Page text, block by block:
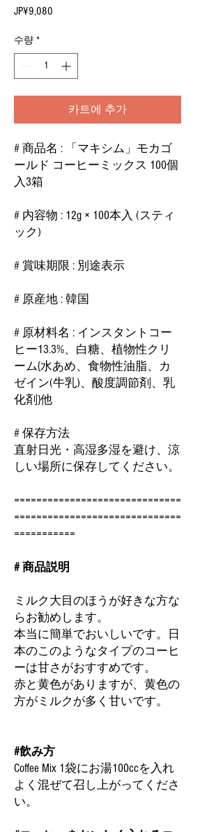
JP¥9,080
수량 *
카트에 추가
# 商品名 : 「マキシム」モカゴ
ールド コーヒーミックス 100個
入3箱
# 内容物 : 12g × 100本入 (スティ
ック)
# 賞味期限 : 別途表示
# 原産地 : 韓国
# 原材料名 : インスタントコー
ヒー13.3%、白糖、植物性クリ
ーム{水あめ、食物性油脂、カ
ゼイン(牛乳)、酸度調節剤、乳
化剤}他
# 保存方法
直射日光・高湿多湿を避け、涼
しい場所に保存してください。
==============================
==============================
===========
# 商品説明
ミルク大目のほうが好きな方な
らお勧めします。
本当に簡単でおいしいです。日
本のこのようなタイプのコーヒ
ーは甘さがおすすめです。
赤と黄色がありますが、黄色の
方がミルクが多く甘いです。
#飲み方
Coffee Mix 1袋にお湯100ccを入れ
よく混ぜて召し上がってくださ
い。